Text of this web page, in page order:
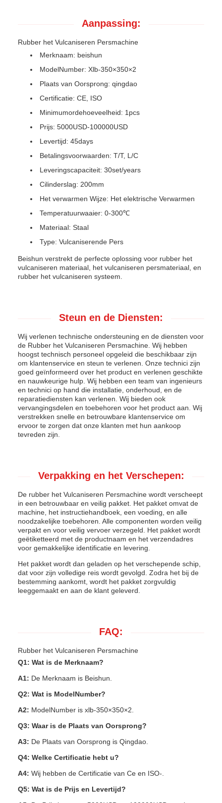
Aanpassing:
Rubber het Vulcaniseren Persmachine
Merknaam: beishun
ModelNumber: Xlb-350×350×2
Plaats van Oorsprong: qingdao
Certificatie: CE, ISO
Minimumordehoeveelheid: 1pcs
Prijs: 5000USD-100000USD
Levertijd: 45days
Betalingsvoorwaarden: T/T, L/C
Leveringscapaciteit: 30set/years
Cilinderslag: 200mm
Het verwarmen Wijze: Het elektrische Verwarmen
Temperatuurwaaier: 0-300℃
Materiaal: Staal
Type: Vulcaniserende Pers
Beishun verstrekt de perfecte oplossing voor rubber het
vulcaniseren materiaal, het vulcaniseren persmateriaal, en
rubber het vulcaniseren systeem.
Steun en de Diensten:
Wij verlenen technische ondersteuning en de diensten voor
de Rubber het Vulcaniseren Persmachine. Wij hebben
hoogst technisch personeel opgeleid die beschikbaar zijn
om klantenservice en steun te verlenen. Onze technici zijn
goed geïnformeerd over het product en verlenen geschikte
en nauwkeurige hulp. Wij hebben een team van ingenieurs
en technici op hand die installatie, onderhoud, en de
reparatiediensten kan verlenen. Wij bieden ook
vervangingsdelen en toebehoren voor het product aan. Wij
verstrekken snelle en betrouwbare klantenservice om
ervoor te zorgen dat onze klanten met hun aankoop
tevreden zijn.
Verpakking en het Verschepen:
De rubber het Vulcaniseren Persmachine wordt verscheept
in een betrouwbaar en veilig pakket. Het pakket omvat de
machine, het instructiehandboek, een voeding, en alle
noodzakelijke toebehoren. Alle componenten worden veilig
verpakt en voor veilig vervoer verzegeld. Het pakket wordt
geëtiketteerd met de productnaam en het verzendadres
voor gemakkelijke identificatie en levering.
Het pakket wordt dan geladen op het verschepende schip,
dat voor zijn volledige reis wordt gevolgd. Zodra het bij de
bestemming aankomt, wordt het pakket zorgvuldig
leeggemaakt en aan de klant geleverd.
FAQ:
Rubber het Vulcaniseren Persmachine
Q1: Wat is de Merknaam?
A1: De Merknaam is Beishun.
Q2: Wat is ModelNumber?
A2: ModelNumber is xlb-350×350×2.
Q3: Waar is de Plaats van Oorsprong?
A3: De Plaats van Oorsprong is Qingdao.
Q4: Welke Certificatie hebt u?
A4: Wij hebben de Certificatie van Ce en ISO-.
Q5: Wat is de Prijs en Levertijd?